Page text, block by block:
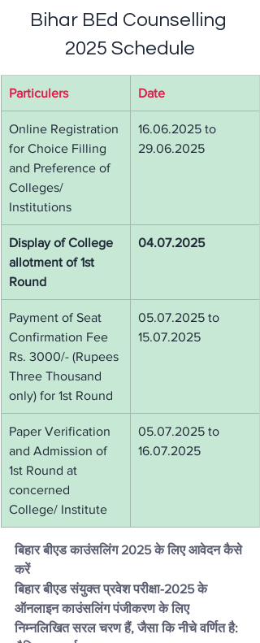
Bihar BEd Counselling
2025 Schedule
Particulers Date
Online Registration
for Choice Filling
and Preference of
Colleges/
Institutions
16.06.2025 to
29.06.2025
Display of College
allotment of 1st
Round
04.07.2025
Payment of Seat
Confirmation Fee
Rs. 3000/- (Rupees
Three Thousand
only) for 1st Round
05.07.2025 to
15.07.2025
Paper Verification
and Admission of
1st Round at
concerned
College/ Institute
05.07.2025 to
16.07.2025
बिहार बीएड काउंसलिंग 2025 के लिए आवेदन कैसे
करें
बिहार बीएड संयुक्त प्रवेश परीक्षा-2025 के
ऑनलाइन काउंसलिंग पंजीकरण के लिए
निम्नलिखित सरल चरण हैं, जैसा कि नीचे वर्णित है: